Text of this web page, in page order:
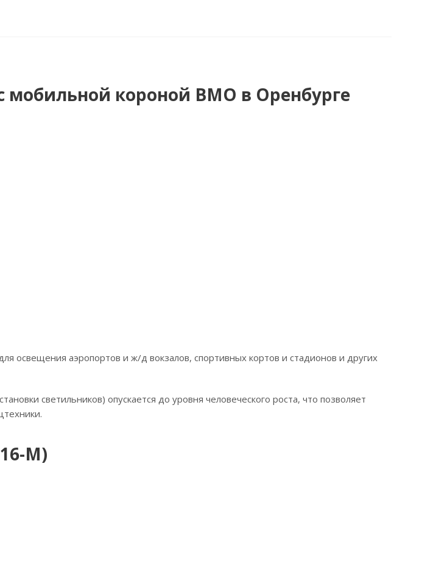
короной ВМО в Оренбурге
аэропортов и ж/д вокзалов, спортивных кортов и стадионов и других
светильников) опускается до уровня человеческого роста, что позволяет
М)